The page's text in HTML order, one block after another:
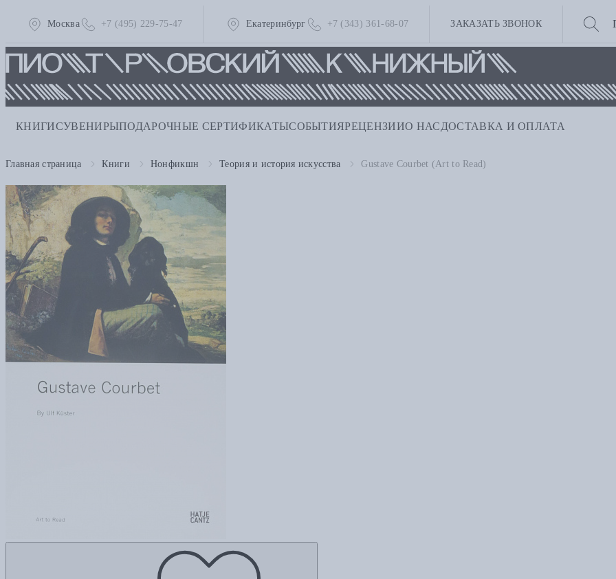
Москва +7 (495) 229-75-47 Екатеринбург +7 (343) 361-68-07 ЗАКАЗАТЬ ЗВОНОК
КНИГИСУВЕНИРЫПОДАРОЧНЫЕ СЕРТИФИКАТЫСОБЫТИЯРЕЦЕНЗИИО НАС ДОСТАВКА И ОПЛАТА
Главная страница Книги Нонфикшн Теория и история искусства Gustave Courbet (Art to Read)